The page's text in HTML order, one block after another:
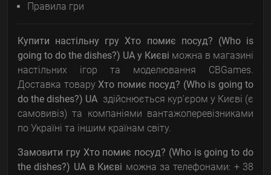
Правила гри
Купити настільну гру Хто помиє посуд? (Who is
going to do the dishes?) UA у Києві можна в магазині
настільних ігор та моделювання CBGames.
Доставка товару Хто помиє посуд? (Who is going to
do the dishes?) UA здійснюється кур'єром у Києві (є
самовивіз) та компаніями вантажоперевізниками
по Україні та іншим країнам світу.
Замовити гру Хто помиє посуд? (Who is going to do
the dishes?) UA в Києві можна за телефонами: + 38